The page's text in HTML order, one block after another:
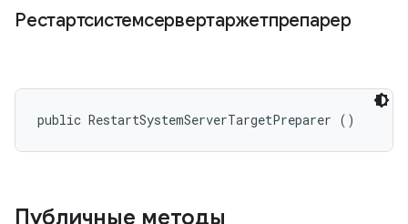
Рестартсистемсервертаржетпрепарер
public RestartSystemServerTargetPreparer ()
Публичные методы